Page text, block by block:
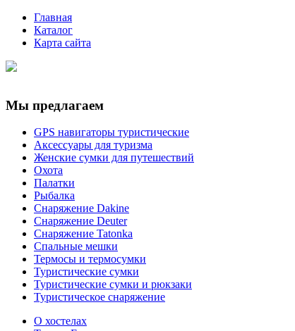
Главная
Каталог
Карта сайта
Мы предлагаем
GPS навигаторы туристические
Аксессуары для туризма
Женские сумки для путешествий
Охота
Палатки
Рыбалка
Снаряжение Dakine
Снаряжение Deuter
Снаряжение Tatonka
Спальные мешки
Термосы и термосумки
Туристические сумки
Туристические сумки и рюкзаки
Туристическое снаряжение
О хостелах